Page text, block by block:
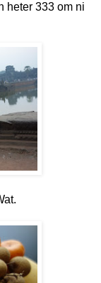
heter 333 om ni